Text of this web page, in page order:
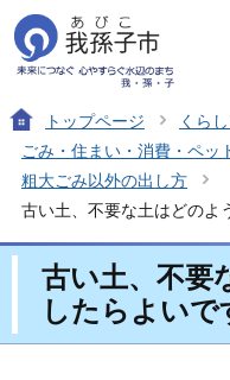
トップページ くら
ごみ・住まい・消費・ペッ
粗大ごみ以外の出し方
古い土、不要な土はどのよ
古い土、不要
したらよいで